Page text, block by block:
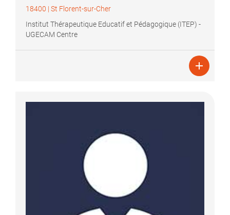
18400 | St Florent-sur-Cher
Institut Thérapeutique Educatif et Pédagogique (ITEP) -
UGECAM Centre
